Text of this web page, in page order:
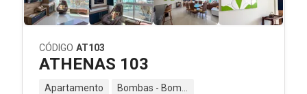
CÓDIGO AT103
ATHENAS 103
Apartamento